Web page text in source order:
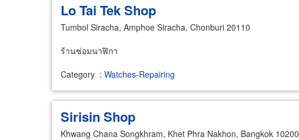
Lo Tai Tek Shop
Tumbol Siracha, Amphoe Siracha, Chonburi 20110
ร้านซ่อมนาฬิกา
Category : Watches-Repairing
Sirisin Shop
Khwang Chana Songkhram, Khet Phra Nakhon, Bangkok 10200